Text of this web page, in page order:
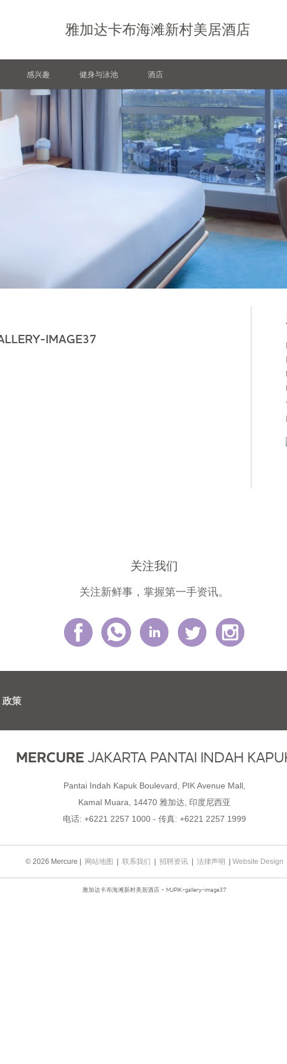
雅加达卡布海滩新村美居酒店
感兴趣 健身与泳池 酒店
IMAGE37
关注我们
关注新鲜事，掌握第一手资讯。
政策
MERCURE JAKARTA PANTAI INDAH
Pantai Indah Kapuk Boulevard, PIK Avenue Mall,
Kamal Muara, 14470 雅加达, 印度尼西亚
电话: +6221 2257 1000- 传真: +6221 2257 1999
© 2026 Mercure | 网站地图 联系我们 招聘资讯| 法律声明 Website Design
雅加达卡布海滩新村美居酒店 - MJPIK-gallery-image37